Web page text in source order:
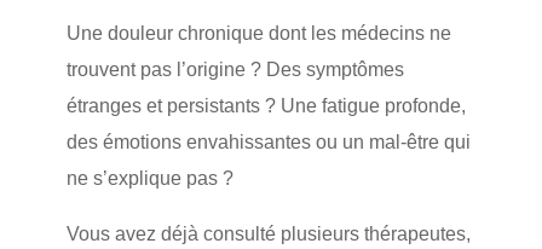
Une douleur chronique dont les médecins ne
trouvent pas l’origine ? Des symptômes
étranges et persistants ? Une fatigue profonde,
des émotions envahissantes ou un mal-être qui
ne s’explique pas ?
Vous avez déjà consulté plusieurs thérapeutes,